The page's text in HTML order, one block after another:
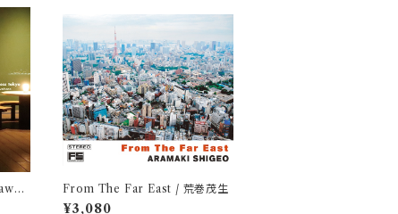
From The Far East / 荒巻茂生
¥3,080